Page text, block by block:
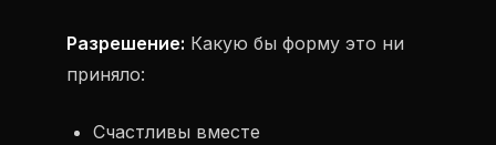
Разрешение: Какую бы форму это ни
приняло:
Счастливы вместе